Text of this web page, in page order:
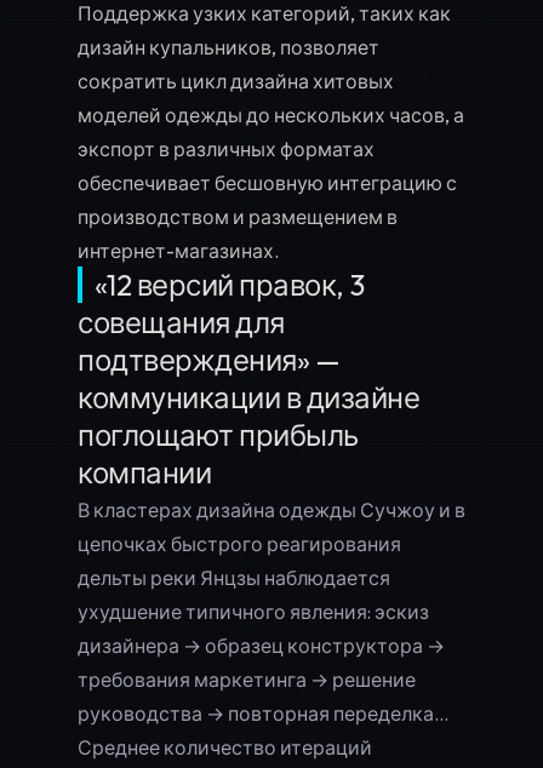
Поддержка узких категорий, таких как
дизайн купальников, позволяет
сократить циклдизайна хитовых
моделей одежды до нескольких часов, а
экспорт в различных форматах
обеспечивает бесшовную интеграцию с
производством и размещением в
интернет-магазинах.
«12 версий правок, 3
совещания для
подтверждения» —
коммуникации в дизайне
поглощают прибыль
компании
В кластерах дизайна одежды Сучжоу и в
цепочках быстрого реагирования
дельты реки Янцзы наблюдается
ухудшение типичного явления: эскиз
дизайнера → образец конструктора →
требования маркетинга → решение
руководства → повторная переделка...
Среднее количество итераций